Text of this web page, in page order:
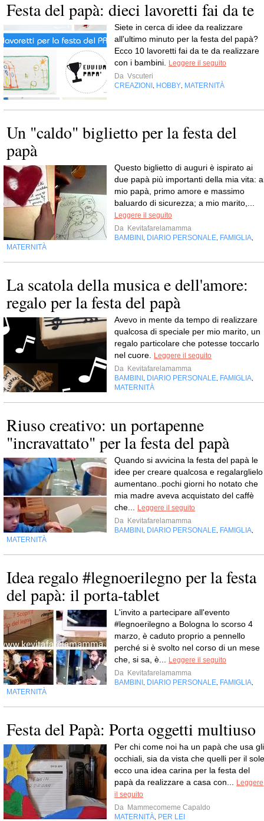
Festa del papà: dieci lavoretti fai da te
Siete in cerca di idee da realizzare
all'ultimo minuto per la festa del papà?
Ecco 10 lavoretti fai da te da realizzare
con i bambini.
Leggere il seguito
Da Vscuteri
CREAZIONI HOBBY MATERNITÀ
Un "caldo" biglietto per la festa del
papà
Questo biglietto di auguri è ispirato ai
due papà più importanti della mia vita:
mio papà, primo amore e massimo
baluardo di sicurezza; a mio marito,...
Leggere il seguito
Da Kevitafarelamamma
BAMBINI DIARIO PERSONALE FAMIGLIA
MATERNITÀ
La scatola della musica e dell'amore:
regalo per la festa del papà
Avevo in mente da tempo di realizzare
qualcosa di speciale per mio marito, un
regalo particolare che potesse toccarlo
nel cuore.
Leggere il seguito
Da Kevitafarelamamma
BAMBINI DIARIO PERSONALE FAMIGLIA
MATERNITÀ
Riuso creativo: un portapenne
"incravattato" per la festa del papà
Quando si avvicina la festa del papà le
idee per creare qualcosa e regalarglielo
aumentano..pochi giorni ho notato che
mia madre aveva acquistato del caffè
che...
Leggere il seguito
Da Kevitafarelamamma
BAMBINI DIARIO PERSONALE FAMIGLIA
MATERNITÀ
Idea regalo #legnoerilegno per la festa
del papà: il porta-tablet
L'invito a partecipare all'evento
#legnoerilegno a Bologna lo scorso 4
marzo, è caduto proprio a pennello
perché si è svolto nel corso di un mese
che, si sa, è...
Leggere il seguito
Da Kevitafarelamamma
BAMBINI DIARIO PERSONALE FAMIGLIA
MATERNITÀ
Festa del Papà: Porta oggetti multiuso
Per chi come noi ha un papà che usa gli
occhiali, sia da vista che quelli per il
ecco una idea carina per la festa del
papà da realizzare a casa con...
Leggere
il seguito
Da Mammecomeme Capaldo
MATERNITÀ PER LEI